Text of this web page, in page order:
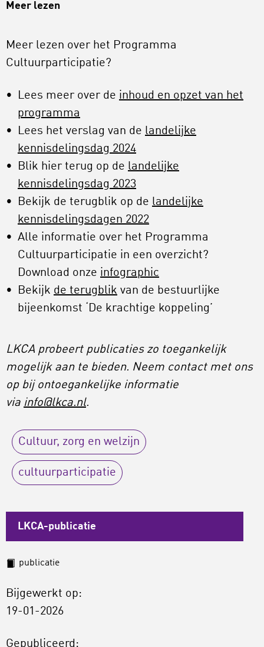
Meer lezen
Meer lezen over het Programma
Cultuurparticipatie?
Lees meer over de inhoud en opzet van het
programma
Lees het verslag van de landelijke
kennisdelingsdag 2024
Blik hier terug op de landelijke
kennisdelingsdag 2023
Bekijk de terugblik op de landelijke
kennisdelingsdagen 2022
Alle informatie over het Programma
Cultuurparticipatie in een overzicht?
Download onze infographic
Bekijk de terugblik van de bestuurlijke
bijeenkomst ‘De krachtige koppeling’
LKCA probeert publicaties zo toegankelijk
mogelijk aan te bieden. Neem contact met ons
op bij ontoegankelijke informatie
via info@lkca.nl.
Cultuur, zorg en welzijn
cultuurparticipatie
LKCA-publicatie
publicatie
Bijgewerkt op:
19-01-2026
Gepubliceerd: